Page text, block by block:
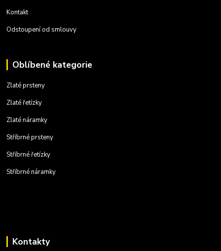
Kontakt
Odstoupení od smlouvy
Oblíbené kategorie
Zlaté prsteny
Zlaté řetízky
Zlaté náramky
Stříbrné prsteny
Stříbrné řetízky
Stříbrné náramky
Kontakty